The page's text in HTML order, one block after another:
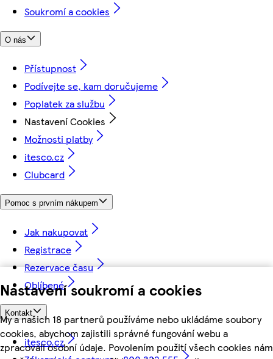
Nastavení soukromí a cookies
My a našich 18 partnerů používáme nebo ukládáme soubory
cookies, abychom zajistili správné fungování webu a
zpracovali osobní údaje. Povolením použití všech cookies nám
Soukromí a cookies
O nás
Přístupnost
Podívejte se, kam doručujeme
Poplatek za službu
Nastavení Cookies
Možnosti platby
itesco.cz
Clubcard
Pomoc s prvním nákupem
Jak nakupovat
Registrace
Rezervace času
Oblíbené
Kontakt
itesco.cz